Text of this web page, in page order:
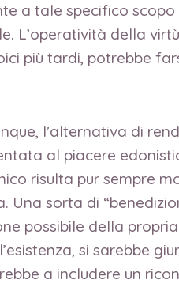
a tale specifico
L’operatività della
più tardi, potrebbe
l’alternativa di
al piacere
risulta pur sempre
sorta di
possibile della
si sarebbe
a includere un